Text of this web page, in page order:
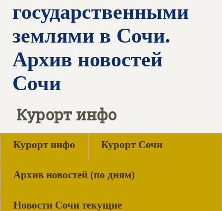
государственными
землями в Сочи.
Архив новостей
Сочи
Курорт инфо
Курорт инфо Курорт Сочи
Архив новостей (по дням)
Новости Сочи текущие